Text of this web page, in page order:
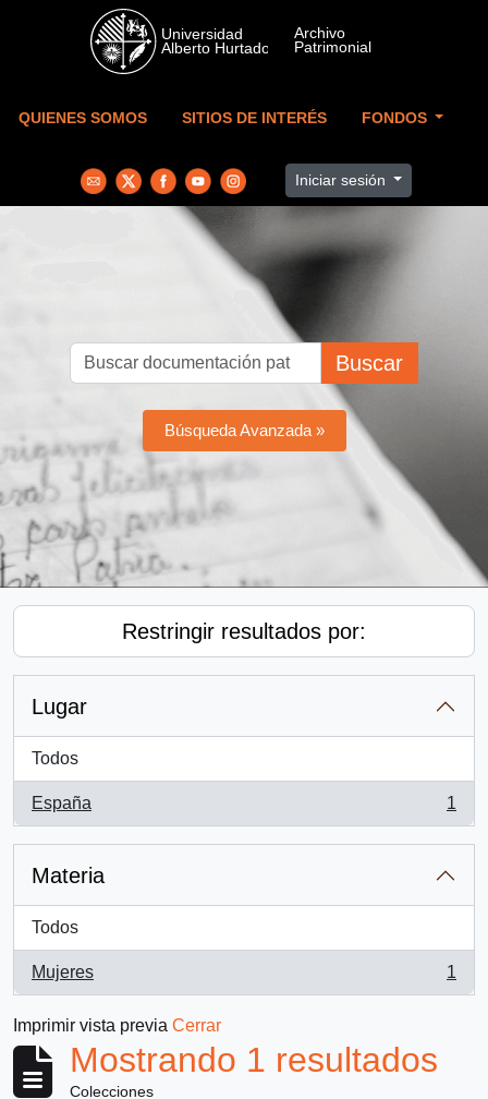
Skip to main content
QUIENES SOMOS SITIOS DE INTERÉS FONDOS
Iniciar sesión
Buscar
Búsqueda Avanzada »
Restringir resultados por:
Lugar
Todos
España
, 1 resultados
1
Materia
Todos
Mujeres
, 1 resultados
1
Imprimir vista previa Cerrar
Mostrando 1 resultados
Colecciones